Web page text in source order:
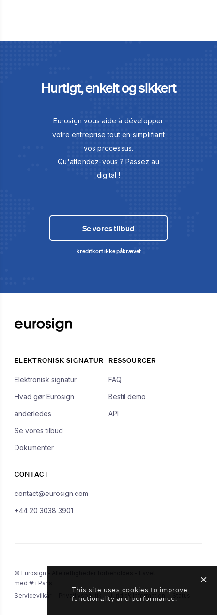
Hurtigt, enkelt og sikkert
Eurosign vous aide à développer
votre entreprise tout en simplifiant
vos processus.
Qu'attendez-vous ? Passez au
digital !
Se vores tilbud
kreditkort ikke påkrævet
ELEKTRONISK SIGNATUR
Elektronisk signatur
Hvad gør Eurosign
anderledes
Se vores tilbud
Dokumenter
RESSOURCER
FAQ
Bestil demo
API
CONTACT
contact@eurosign.com
+44 20 3038 3901
© Eurosign - Alle rettigheder forbeholdes - Lavet
med ❤ i Paris
Servicevilkår
Privatlivspolitik Juridisk Information
This site uses cookies to improve
functionality and performance.